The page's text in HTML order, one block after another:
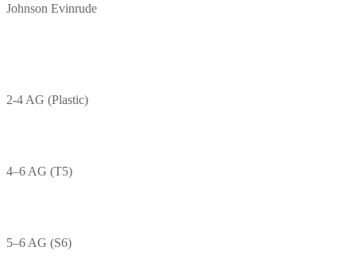
Johnson Evinrude
2-4 AG (Plastic)
4–6 AG (T5)
5–6 AG (S6)